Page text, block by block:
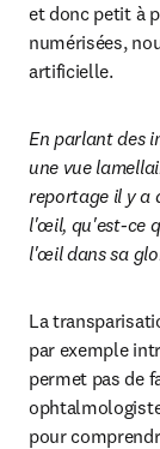
et donc petit à
numérisées,
artificielle.
En parlant des
une vue
reportage il y a
l'œil, qu'est-ce
l'œil dans sa
La
par exemple
permet pas de
pour